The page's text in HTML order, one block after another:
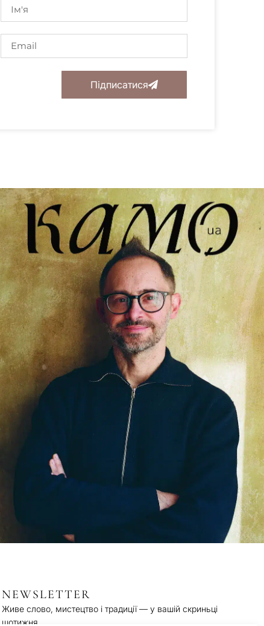
Підписатися
NEWSLETTER
Живе слово, мистецтво і традиції — у вашій скриньці
щотижня.